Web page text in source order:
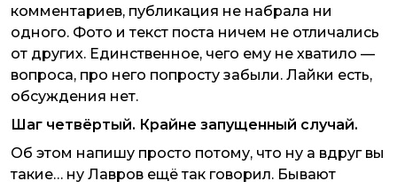
комментариев, публикация не набрала ни
одного. Фото и текст поста ничем не отличались
от других. Единственное, чего ему не хватило —
вопроса, про него попросту забыли. Лайки есть,
обсуждения нет.
Шаг четвёртый. Крайне запущенный случай.
Об этом напишу просто потому, что ну а вдруг вы
такие… ну Лавров ещё так говорил. Бывают